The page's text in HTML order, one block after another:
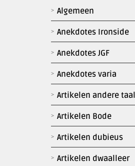
Algemeen
Anekdotes Ironside
Anekdotes JGF
Anekdotes varia
Artikelen andere taal
Artikelen Bode
Artikelen dubieus
Artikelen dwaalleer